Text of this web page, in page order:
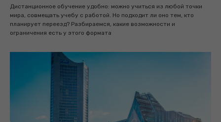
Дистанционное обучение удобно: можно учиться из любой точки
мира, совмещать учебу с работой. Но подходит ли оно тем, кто
планирует переезд? Разбираемся, какие возможности и
ограничения есть у этого формата